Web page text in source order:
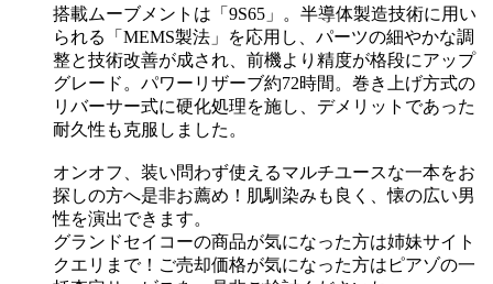
搭載ムーブメントは「9S65」。半導体製造技術に用い
られる「MEMS製法」を応用し、パーツの細やかな調
整と技術改善が成され、前機より精度が格段にアップ
グレード。パワーリザーブ約72時間。巻き上げ方式の
リバーサー式に硬化処理を施し、デメリットであった
耐久性も克服しました。
オンオフ、装い問わず使えるマルチユースな一本をお
探しの方へ是非お薦め！肌馴染みも良く、懐の広い男
性を演出できます。
グランドセイコーの商品が気になった方は姉妹サイト
クエリまで！ご売却価格が気になった方はピアゾの一